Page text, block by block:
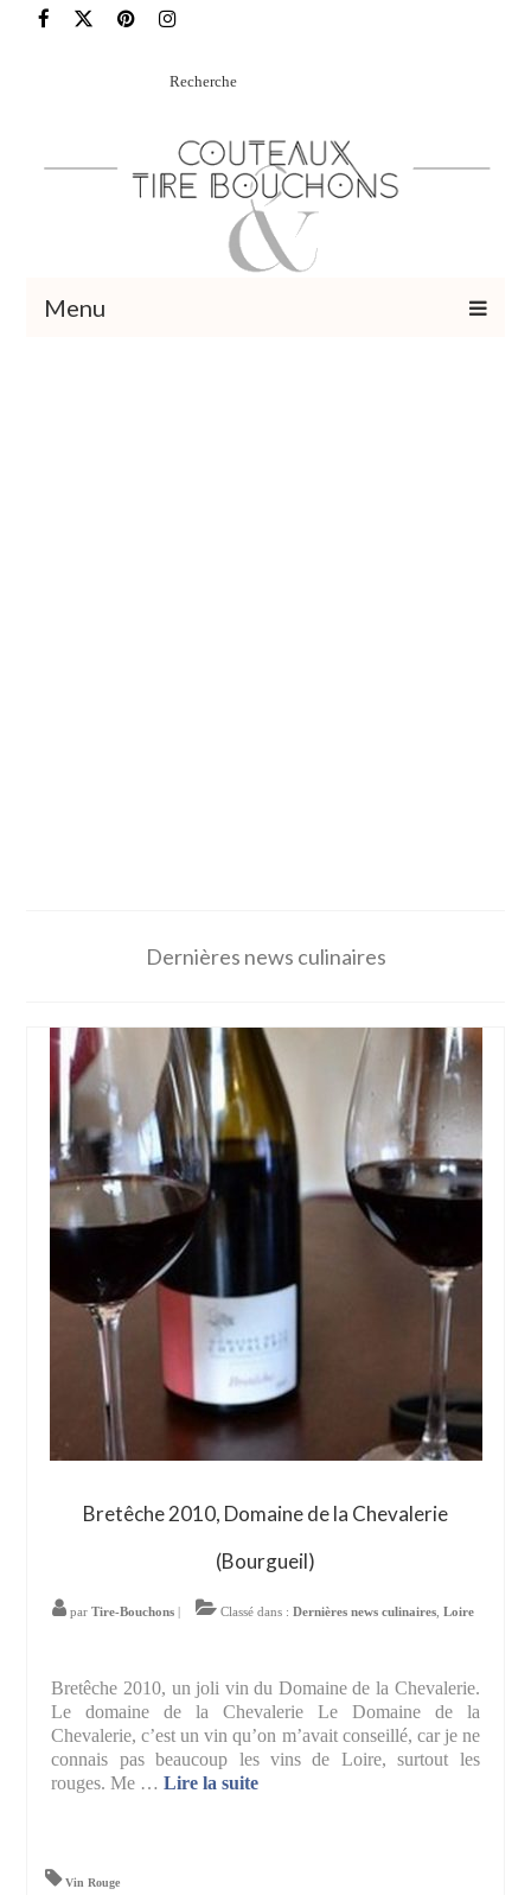
Rechercher
Menu
Dernières news culinaires
Bretêche 2010, Domaine de la Chevalerie
(Bourgueil)
par Tire-Bouchons| Classé dans : Dernières news culinaires, Loire
Bretêche 2010, un joli vin du Domaine de la Chevalerie.
Le domaine de la Chevalerie Le Domaine de la
Chevalerie, c’est un vin qu’on m’avait conseillé, car je ne
connais pas beaucoup les vins de Loire, surtout les
rouges. Me …Lire la suite­­
Vin Rouge